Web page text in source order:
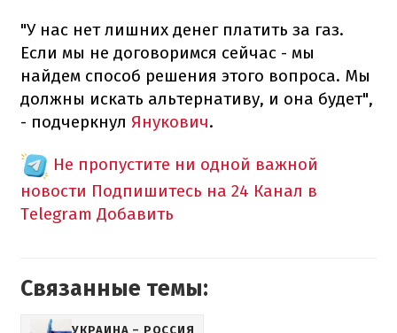
"У нас нет лишних денег платить за газ.
Если мы не договоримся сейчас - мы
найдем способ решения этого вопроса. Мы
должны искать альтернативу, и она будет",
- подчеркнул Янукович.
Не пропустите ни одной важной
новости Подпишитесь на 24 Канал в
Telegram Добавить
Связанные темы:
УКРАИНА – РОССИЯ